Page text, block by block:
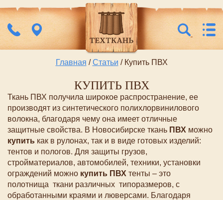
Главная /Статьи / Купить ПВХ
КУПИТЬ ПВХ
Ткань ПВХ получила широкое распространение, ее
производят из синтетического полихлорвинилового
волокна, благодаря чему она имеет отличные
защитные свойства. В Новосибирске ткань ПВХ можно
купить как в рулонах, так и в виде готовых изделий:
тентов и пологов. Для защиты грузов,
стройматериалов, автомобилей, техники, установки
ограждений можно купить ПВХ тенты – это
полотнища ткани различных типоразмеров, с
обработанными краями и люверсами. Благодаря